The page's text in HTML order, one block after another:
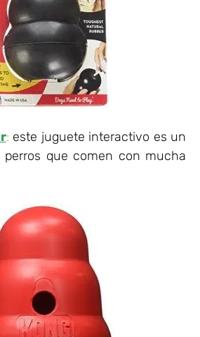
: este juguete interactivo es un
perros que comen con mucha